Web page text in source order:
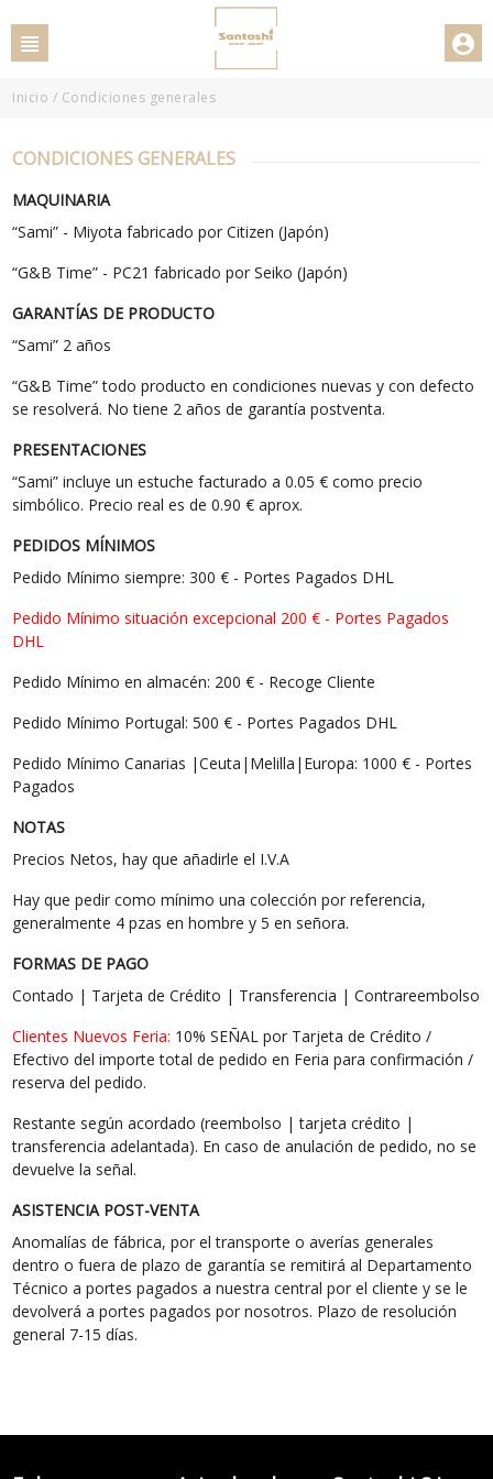
Inicio / Condiciones generales
CONDICIONES GENERALES
MAQUINARIA
“Sami” - Miyota fabricado por Citizen (Japón)
“G&B Time” - PC21 fabricado por Seiko (Japón)
GARANTÍAS DE PRODUCTO
“Sami” 2 años
“G&B Time” todo producto en condiciones nuevas y con defecto
se resolverá. No tiene 2 años de garantía postventa.
PRESENTACIONES
“Sami” incluye un estuche facturado a 0.05 € como precio
simbólico. Precio real es de 0.90 € aprox.
PEDIDOS MÍNIMOS
Pedido Mínimo siempre: 300 € - Portes Pagados DHL
Pedido Mínimo situación excepcional 200 € - Portes Pagados
DHL
Pedido Mínimo en almacén: 200 € - Recoge Cliente
Pedido Mínimo Portugal: 500 € - Portes Pagados DHL
Pedido Mínimo Canarias |Ceuta|Melilla|Europa: 1000 € - Portes
Pagados
NOTAS
Precios Netos, hay que añadirle el I.V.A
Hay que pedir como mínimo una colección por referencia,
generalmente 4 pzas en hombre y 5 en señora.
FORMAS DE PAGO
Contado | Tarjeta de Crédito | Transferencia | Contrareembolso
Clientes Nuevos Feria: 10% SEÑAL por Tarjeta de Crédito /
Efectivo del importe total de pedido en Feria para confirmación /
reserva del pedido.
Restante según acordado (reembolso | tarjeta crédito |
transferencia adelantada). En caso de anulación de pedido, no se
devuelve la señal.
ASISTENCIA POST-VENTA
Anomalías de fábrica, por el transporte o averías generales
dentro o fuera de plazo de garantía se remitirá al Departamento
Técnico a portes pagados a nuestra central por el cliente y se le
devolverá a portes pagados por nosotros. Plazo de resolución
general 7-15 días.